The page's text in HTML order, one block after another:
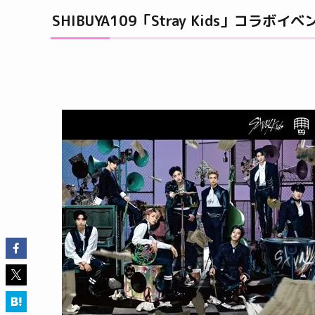
SHIBUYA109「Stray Kids」コラボイベ